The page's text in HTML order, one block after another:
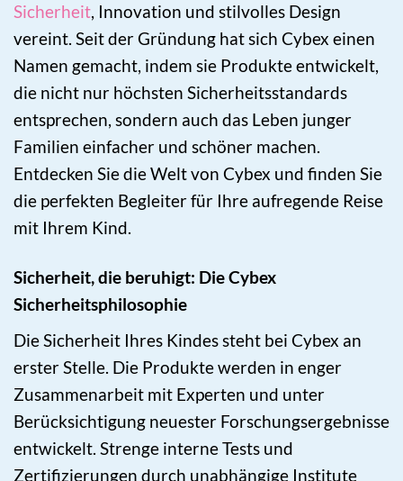
Sicherheit, Innovation und stilvolles Design
vereint. Seit der Gründung hat sich Cybex einen
Namen gemacht, indem sie Produkte entwickelt,
die nicht nur höchsten Sicherheitsstandards
entsprechen, sondern auch das Leben junger
Familien einfacher und schöner machen.
Entdecken Sie die Welt von Cybex und finden Sie
die perfekten Begleiter für Ihre aufregende Reise
mit Ihrem Kind.
Sicherheit, die beruhigt: Die Cybex
Sicherheitsphilosophie
Die Sicherheit Ihres Kindes steht bei Cybex an
erster Stelle. Die Produkte werden in enger
Zusammenarbeit mit Experten und unter
Berücksichtigung neuester Forschungsergebnisse
entwickelt. Strenge interne Tests und
Zertifizierungen durch unabhängige Institute